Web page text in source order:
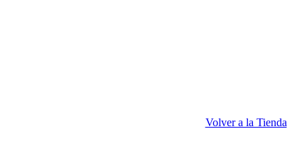
Volver a la Tienda